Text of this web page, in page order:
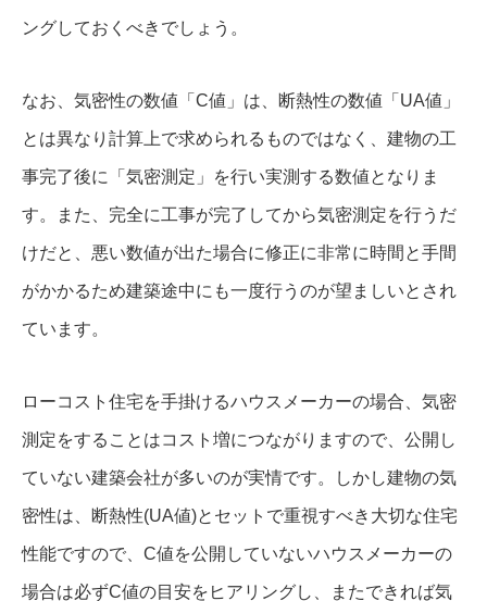
ングしておくべきでしょう。
なお、気密性の数値「C値」は、断熱性の数値「UA値」
とは異なり計算上で求められるものではなく、建物の工
事完了後に「気密測定」を行い実測する数値となりま
す。また、完全に工事が完了してから気密測定を行うだ
けだと、悪い数値が出た場合に修正に非常に時間と手間
がかかるため建築途中にも一度行うのが望ましいとされ
ています。
ローコスト住宅を手掛けるハウスメーカーの場合、気密
測定をすることはコスト増につながりますので、公開し
ていない建築会社が多いのが実情です。しかし建物の気
密性は、断熱性(UA値)とセットで重視すべき大切な住宅
性能ですので、C値を公開していないハウスメーカーの
場合は必ずC値の目安をヒアリングし、またできれば気